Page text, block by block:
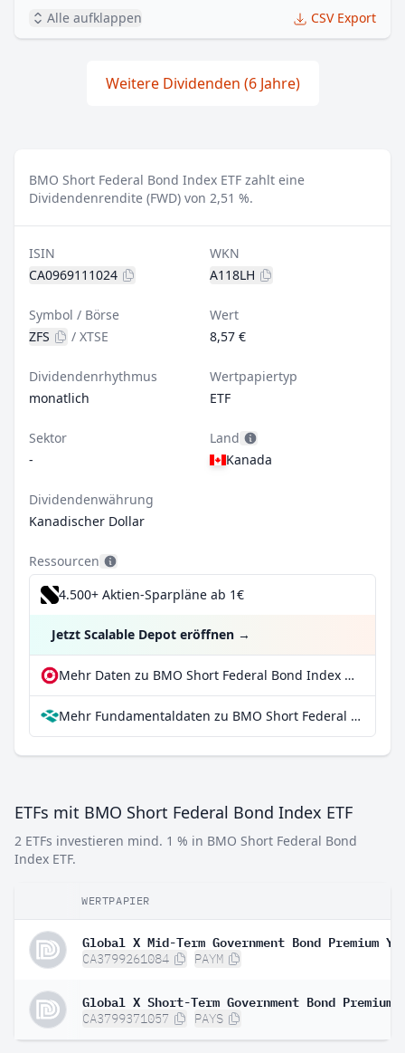
Alle aufklappen CSV Export
Weitere Dividenden (6 Jahre)
BMO Short Federal Bond Index ETF zahlt eine
Dividendenrendite (FWD) von 2,51 %.
ISIN
CA0969111024
WKN
A118LH
Symbol / Börse
ZFS
/ XTSE
Wert
8,57 €
Dividendenrhythmus
monatlich
Wertpapiertyp
ETF
Sektor
-
Land
Kanada
Dividendenwährung
Kanadischer Dollar
Ressourcen
4.500+ Aktien-Sparpläne ab 1€
Jetzt Scalable Depot eröffnen →
Mehr Daten zu BMO Short Federal Bond Index ETF bei extraETF
Mehr Fundamentaldaten zu BMO Short Federal Bond Index ETF bei Parqet
ETFs mit BMO Short Federal Bond Index ETF
2 ETFs investieren mind. 1 % in BMO Short Federal Bond
Index ETF.
WERTPAPIER
CA3799261084 PAYM
CA3799371057 PAYS